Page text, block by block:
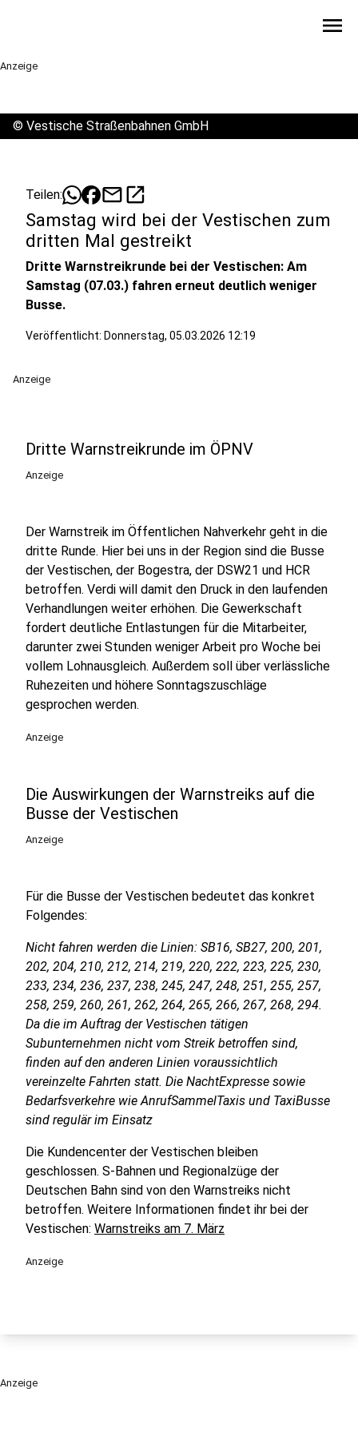
menu
Anzeige
© Vestische Straßenbahnen GmbH
Teilen: mailopen_in_new
Samstag wird bei der Vestischen zum
dritten Mal gestreikt
Dritte Warnstreikrunde bei der Vestischen: Am
Samstag (07.03.) fahren erneut deutlich weniger
Busse.
Veröffentlicht: Donnerstag, 05.03.2026 12:19
Anzeige
Dritte Warnstreikrunde im ÖPNV
Anzeige
Der Warnstreik im Öffentlichen Nahverkehr geht in die
dritte Runde. Hier bei uns in der Region sind die Busse
der Vestischen, der Bogestra, der DSW21 und HCR
betroffen. Verdi will damit den Druck in den laufenden
Verhandlungen weiter erhöhen. Die Gewerkschaft
fordert deutliche Entlastungen für die Mitarbeiter,
darunter zwei Stunden weniger Arbeit pro Woche bei
vollem Lohnausgleich. Außerdem soll über verlässliche
Ruhezeiten und höhere Sonntagszuschläge
gesprochen werden.
Anzeige
Die Auswirkungen der Warnstreiks auf die
Busse der Vestischen
Anzeige
Für die Busse der Vestischen bedeutet das konkret
Folgendes:
Nicht fahren werden die Linien: SB16, SB27, 200, 201,
202, 204, 210, 212, 214, 219, 220, 222, 223, 225, 230,
233, 234, 236, 237, 238, 245, 247, 248, 251, 255, 257,
258, 259, 260, 261, 262, 264, 265, 266, 267, 268, 294.
Da die im Auftrag der Vestischen tätigen
Subunternehmen nicht vom Streik betroffen sind,
finden auf den anderen Linien voraussichtlich
vereinzelte Fahrten statt. Die NachtExpresse sowie
Bedarfsverkehre wie AnrufSammelTaxis und TaxiBusse
sind regulär im Einsatz
Die Kundencenter der Vestischen bleiben
geschlossen. S-Bahnen und Regionalzüge der
Deutschen Bahn sind von den Warnstreiks nicht
betroffen. Weitere Informationen findet ihr bei der
Vestischen: Warnstreiks am 7. März
Anzeige
Anzeige